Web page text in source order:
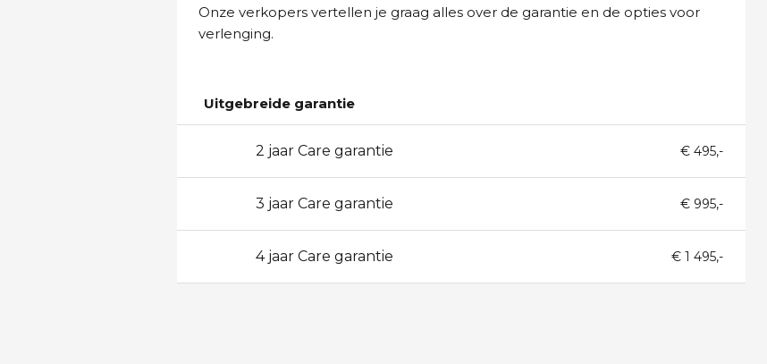
Onze verkopers vertellen je graag alles over de garantie en de opties voor
verlenging.
Uitgebreide garantie
2 jaar Care garantie € 495,-
3 jaar Care garantie € 995,-
4 jaar Care garantie € 1 495,-